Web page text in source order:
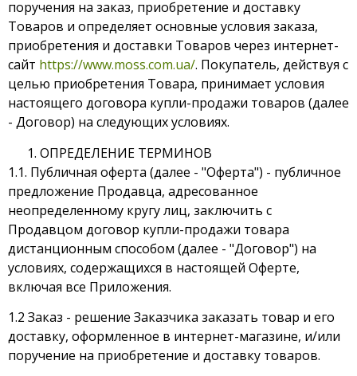
поручения на заказ, приобретение и доставку
Товаров и определяет основные условия заказа,
приобретения и доставки Товаров через интернет-
сайт https://www.moss.com.ua/. Покупатель, действуя с
целью приобретения Товара, принимает условия
настоящего договора купли-продажи товаров (далее
- Договор) на следующих условиях.
ОПРЕДЕЛЕНИЕ ТЕРМИНОВ
1.1. Публичная оферта (далее - "Оферта") - публичное
предложение Продавца, адресованное
неопределенному кругу лиц, заключить с
Продавцом договор купли-продажи товара
дистанционным способом (далее - "Договор") на
условиях, содержащихся в настоящей Оферте,
включая все Приложения.
1.2 Заказ - решение Заказчика заказать товар и его
доставку, оформленное в интернет-магазине, и/или
поручение на приобретение и доставку товаров.